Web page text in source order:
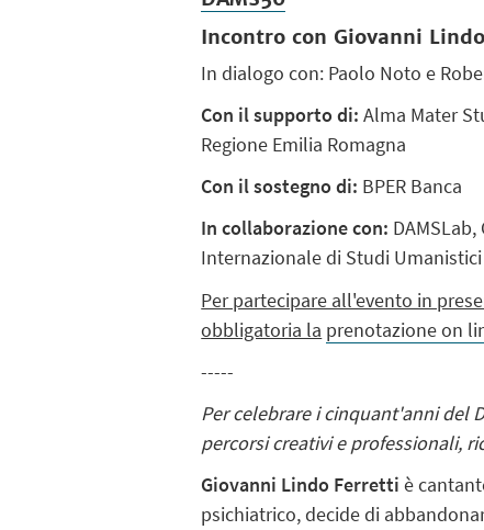
Incontro con Giovanni
In dialogo con: Paolo Noto e
Con il supporto di:Alma Mater
Regione Emilia Romagna
Con il sostegno di: BPER Banca
In collaborazione con:
Internazionale di Studi
Per partecipare all'evento in
obbligatoria la prenotazione on
-----
Per celebrare i cinquant'anni del
percorsi creativi e professionali,
Giovanni Lindo Ferretti è
psichiatrico, decide di